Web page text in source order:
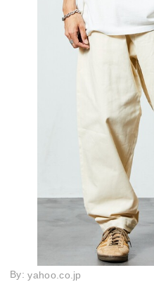
By:yahoo.co.jp